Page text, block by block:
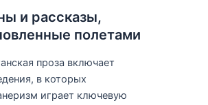
и рассказы,
полетами
проза включает
в которых
играет ключевую